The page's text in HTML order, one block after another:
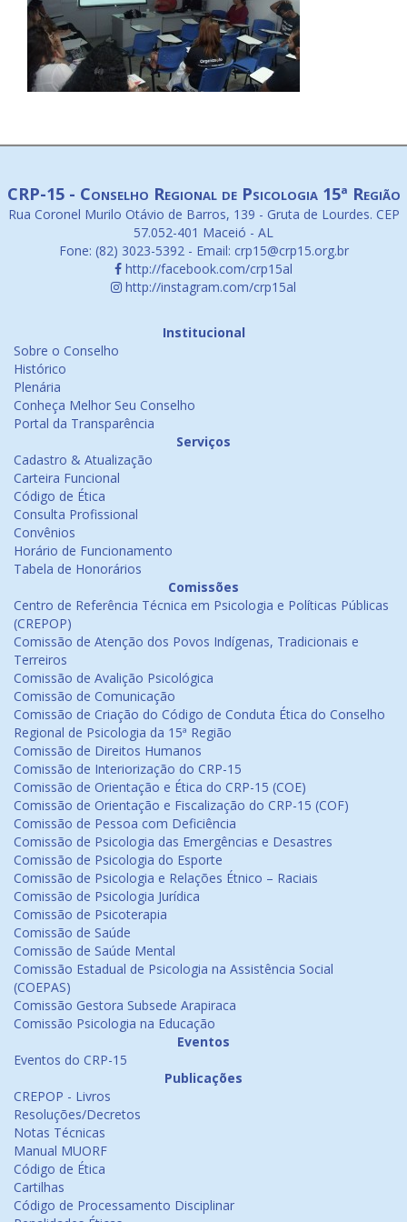
CRP-15 - Conselho Regional de Psicologia 15ª Região
Rua Coronel Murilo Otávio de Barros, 139 - Gruta de Lourdes. CEP
57.052-401 Maceió - AL
Fone: (82) 3023-5392 - Email: crp15@crp15.org.br
http://facebook.com/crp15al
http://instagram.com/crp15al
Institucional
Sobre o Conselho
Histórico
Plenária
Conheça Melhor Seu Conselho
Portal da Transparência
Serviços
Cadastro & Atualização
Carteira Funcional
Código de Ética
Consulta Profissional
Convênios
Horário de Funcionamento
Tabela de Honorários
Comissões
Centro de Referência Técnica em Psicologia e Políticas Públicas
(CREPOP)
Comissão de Atenção dos Povos Indígenas, Tradicionais e
Terreiros
Comissão de Avalição Psicológica
Comissão de Comunicação
Comissão de Criação do Código de Conduta Ética do Conselho
Regional de Psicologia da 15ª Região
Comissão de Direitos Humanos
Comissão de Interiorização do CRP-15
Comissão de Orientação e Ética do CRP-15 (COE)
Comissão de Orientação e Fiscalização do CRP-15 (COF)
Comissão de Pessoa com Deficiência
Comissão de Psicologia das Emergências e Desastres
Comissão de Psicologia do Esporte
Comissão de Psicologia e Relações Étnico – Raciais
Comissão de Psicologia Jurídica
Comissão de Psicoterapia
Comissão de Saúde
Comissão de Saúde Mental
Comissão Estadual de Psicologia na Assistência Social
(COEPAS)
Comissão Gestora Subsede Arapiraca
Comissão Psicologia na Educação
Eventos
Eventos do CRP-15
Publicações
CREPOP - Livros
Resoluções/Decretos
Notas Técnicas
Manual MUORF
Código de Ética
Cartilhas
Código de Processamento Disciplinar